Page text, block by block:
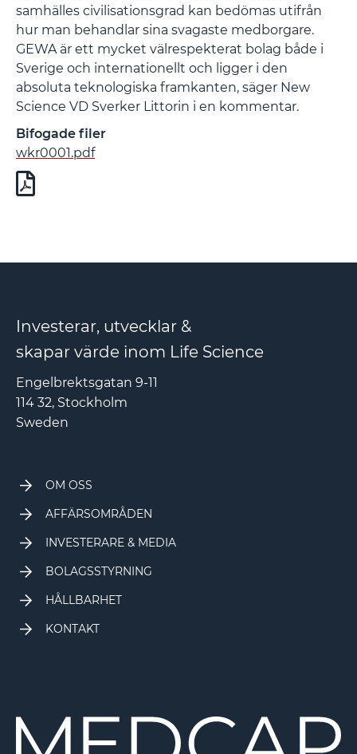
samhälles civilisationsgrad kan bedömas utifrån
hur man behandlar sina svagaste medborgare.
GEWA är ett mycket välrespekterat bolag både i
Sverige och internationellt och ligger i den
absoluta teknologiska framkanten, säger New
Science VD Sverker Littorin i en kommentar.
Bifogade filer
wkr0001.pdf
Investerar, utvecklar &
skapar värde inom Life Science
Engelbrektsgatan 9-11
114 32, Stockholm
Sweden
OM OSS
AFFÄRSOMRÅDEN
INVESTERARE & MEDIA
BOLAGSSTYRNING
HÅLLBARHET
KONTAKT